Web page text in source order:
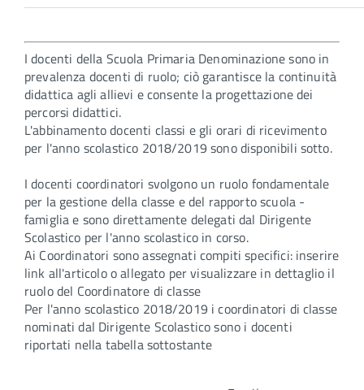
I docenti della Scuola Primaria Denominazione sono in
prevalenza docenti di ruolo; ciò garantisce la continuità
didattica agli allievi e consente la progettazione dei
percorsi didattici.
L'abbinamento docenti classi e gli orari di ricevimento
per l'anno scolastico 2018/2019 sono disponibili sotto.
I docenti coordinatori svolgono un ruolo fondamentale
per la gestione della classe e del rapporto scuola -
famiglia e sono direttamente delegati dal Dirigente
Scolastico per l'anno scolastico in corso.
Ai Coordinatori sono assegnati compiti specifici: inserire
link all'articolo o allegato per visualizzare in dettaglio il
ruolo del Coordinatore di classe
Per l'anno scolastico 2018/2019 i coordinatori di classe
nominati dal Dirigente Scolastico sono i docenti
riportati nella tabella sottostante